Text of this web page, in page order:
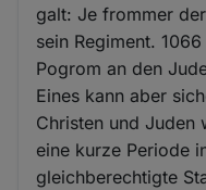
galt: Je frommer
sein Regiment.
Pogrom an den
Eines kann aber
Christen und Juden
eine kurze Periode
gleichberechtigte